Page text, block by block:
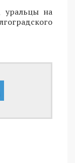
уральцы на